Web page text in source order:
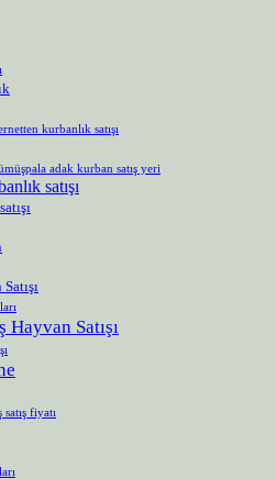
kurbanlık satışı
adak kurban satış yeri
satışı
Satışı
fiyatı